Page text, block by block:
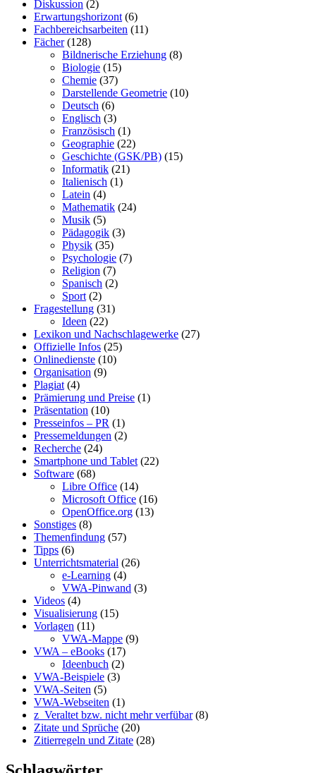
Diskussion (2)
Erwartungshorizont(6)
Fachbereichsarbeiten (11)
Fächer(128)
Bildnerische Erziehung (8)
Biologie (15)
Chemie (37)
Darstellende Geometrie (10)
Deutsch (6)
Englisch (3)
Französisch (1)
Geographie (22)
Geschichte (GSK/PB) (15)
Informatik (21)
Italienisch (1)
Latein (4)
Mathematik (24)
Musik (5)
Pädagogik (3)
Physik (35)
Psychologie (7)
Religion (7)
Spanisch (2)
Sport(2)
Fragestellung (31)
Ideen (22)
Lexikon und Nachschlagewerke (27)
Offizielle Infos (25)
Onlinedienste (10)
Organisation (9)
Plagiat(4)
Prämierung und Preise (1)
Präsentation (10)
Presseinfos – PR (1)
Pressemeldungen (2)
Recherche (24)
Smartphone und Tablet(22)
Software (68)
Libre Office (14)
Microsoft Office (16)
OpenOffice.org (13)
Sonstiges (8)
Themenfindung (57)
Tipps (6)
Unterrichtsmaterial (26)
e-Learning (4)
VWA-Pinwand (3)
Videos (4)
Visualisierung (15)
Vorlagen (11)
VWA-Mappe (9)
VWA – eBooks (17)
Ideenbuch (2)
VWA-Beispiele (3)
VWA-Seiten (5)
VWA-Webseiten (1)
z_Veraltet bzw. nicht mehr verfübar(8)
Zitate und Sprüche (20)
Zitierregeln und Zitate (28)